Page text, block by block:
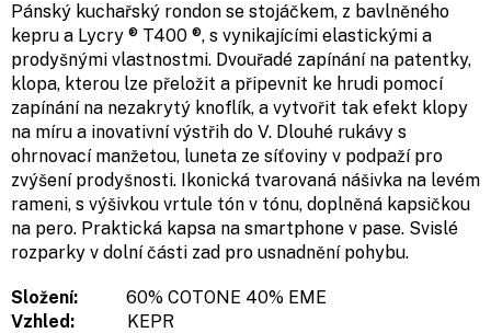
Pánský kuchařský rondon se stojáčkem, z bavlněného
kepru a Lycry ® T400 ®, s vynikajícími elastickými a
prodyšnými vlastnostmi. Dvouřadé zapínání na patentky,
klopa, kterou lze přeložit a připevnit ke hrudi pomocí
zapínání na nezakrytý knoflík, a vytvořit tak efekt klopy
na míru a inovativní výstřih do V. Dlouhé rukávy s
ohrnovací manžetou, luneta ze síťoviny v podpaží pro
zvýšení prodyšnosti. Ikonická tvarovaná nášivka na levém
rameni, s výšivkou vrtule tón v tónu, doplněná kapsičkou
na pero. Praktická kapsa na smartphone v pase. Svislé
rozparky v dolní části zad pro usnadnění pohybu.
Složení:
60% COTONE 40% EME
Vzhled:
KEPR